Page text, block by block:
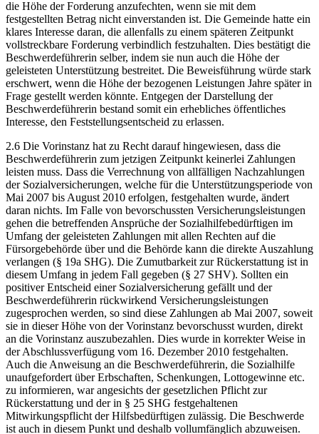
die Höhe der Forderung anzufechten, wenn sie mit dem
festgestellten Betrag nicht einverstanden ist. Die Gemeinde hatte ein
klares Interesse daran, die allenfalls zu einem späteren Zeitpunkt
vollstreckbare Forderung verbindlich festzuhalten. Dies bestätigt die
Beschwerdeführerin selber, indem sie nun auch die Höhe der
geleisteten Unterstützung bestreitet. Die Beweisführung würde stark
erschwert, wenn die Höhe der bezogenen Leistungen Jahre später in
Frage gestellt werden könnte. Entgegen der Darstellung der
Beschwerdeführerin bestand somit ein erhebliches öffentliches
Interesse, den Feststellungsentscheid zu erlassen.
2.6 Die Vorinstanz hat zu Recht darauf hingewiesen, dass die
Beschwerdeführerin zum jetzigen Zeitpunkt keinerlei Zahlungen
leisten muss. Dass die Verrechnung von allfälligen Nachzahlungen
der Sozialversicherungen, welche für die Unterstützungsperiode von
Mai 2007 bis August 2010 erfolgen, festgehalten wurde, ändert
daran nichts. Im Falle von bevorschussten Versicherungsleistungen
gehen die betreffenden Ansprüche der Sozialhilfebedürftigen im
Umfang der geleisteten Zahlungen mit allen Rechten auf die
Fürsorgebehörde über und die Behörde kann die direkte Auszahlung
verlangen (§ 19a SHG). Die Zumutbarkeit zur Rückerstattung ist in
diesem Umfang in jedem Fall gegeben (§ 27 SHV). Sollten ein
positiver Entscheid einer Sozialversicherung gefällt und der
Beschwerdeführerin rückwirkend Versicherungsleistungen
zugesprochen werden, so sind diese Zahlungen ab Mai 2007, soweit
sie in dieser Höhe von der Vorinstanz bevorschusst wurden, direkt
an die Vorinstanz auszubezahlen. Dies wurde in korrekter Weise in
der Abschlussverfügung vom 16. Dezember 2010 festgehalten.
Auch die Anweisung an die Beschwerdeführerin, die Sozialhilfe
unaufgefordert über Erbschaften, Schenkungen, Lottogewinne etc.
zu informieren, war angesichts der gesetzlichen Pflicht zur
Rückerstattung und der in § 25 SHG festgehaltenen
Mitwirkungspflicht der Hilfsbedürftigen zulässig. Die Beschwerde
ist auch in diesem Punkt und deshalb vollumfänglich abzuweisen.